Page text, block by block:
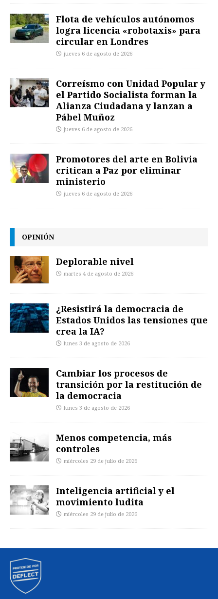
Flota de vehículos autónomos
logra licencia «robotaxis» para
circular en Londres
jueves 6 de agosto de 2026
Correísmo con Unidad Popular y
el Partido Socialista forman la
Alianza Ciudadana y lanzan a
Pábel Muñoz
jueves 6 de agosto de 2026
Promotores del arte en Bolivia
critican a Paz por eliminar
ministerio
jueves 6 de agosto de 2026
OPINIÓN
Deplorable nivel
martes 4 de agosto de 2026
¿Resistirá la democracia de
Estados Unidos las tensiones que
crea la IA?
lunes 3 de agosto de 2026
Cambiar los procesos de
transición por la restitución de
la democracia
lunes 3 de agosto de 2026
Menos competencia, más
controles
miércoles 29 de julio de 2026
Inteligencia artificial y el
movimiento ludita
miércoles 29 de julio de 2026